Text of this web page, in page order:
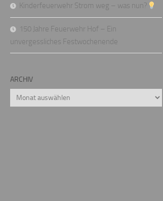
Kinderfeuerwehr Strom weg – was nun?
150 Jahre Feuerwehr Hof – Ein
unvergessliches Festwochenende
ARCHIV
Archiv